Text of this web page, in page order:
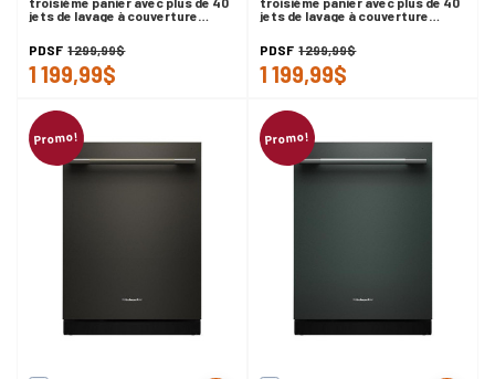
jets de lavage à couverture
PDSF 1 299,99$
1 199,99$
jets de lavage à couverture
PDSF 1 299,99$
1 199,99$
Promo! Promo!